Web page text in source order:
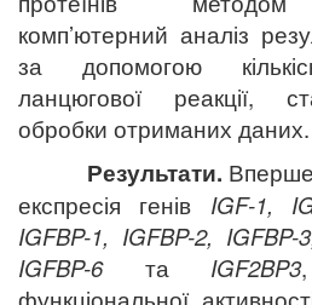
комп’ютерний аналіз
за допомогою
ланцюгової реакції,
обробки отриманих даних.
Результати.
експресія генів IGF-1,
IGFBP-1, IGFBP-2, IGFBP-
IGFBP-6 та IGF2BP3